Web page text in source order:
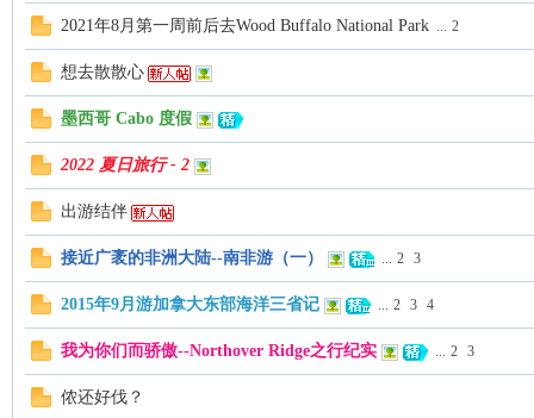
社
2021年8月第一周前后去Wood Buffalo National Park ... 2
想去散散心
墨西哥 Cabo 度假
2022 夏日旅行 - 2
出游结伴
接近广袤的非洲大陆--南非游（一） ... 2 3
2015年9月游加拿大东部海洋三省记 ... 2 3 4
我为你们而骄傲--Northover Ridge之行纪实 ... 2 3
侬还好伐？